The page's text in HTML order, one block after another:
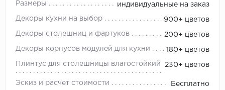
Размеры индивидуальные на заказ
Декоры кухни на выбор 900+ цветов
Декоры столешниц и фартуков 200+ цветов
Декоры корпусов модулей для кухни 180+ цветов
Плинтус для столешницы влагостойкий 230+ цветов
Эскиз и расчет стоимости Бесплатно